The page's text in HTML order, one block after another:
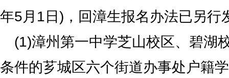
年5月1日)，回漳生报名办法已另行
(1)漳州第一中学芝山校区、碧湖
条件的芗城区六个街道办事处户籍